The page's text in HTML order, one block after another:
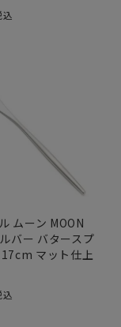
込
ムーン MOON
バー バタースプ
マット仕上
込